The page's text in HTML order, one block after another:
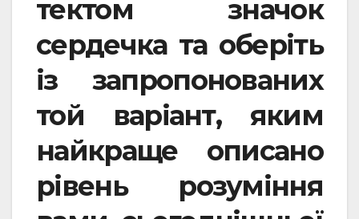
тектом значок
сердечка та оберіть
із запропонованих
той варіант, яким
найкраще описано
рівень розуміння